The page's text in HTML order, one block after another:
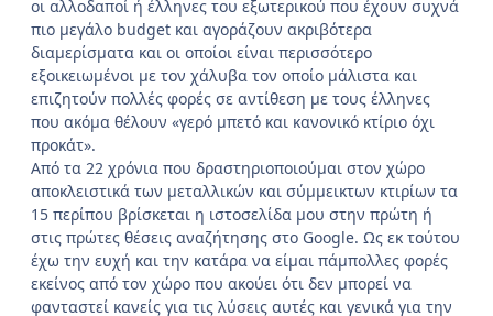
οι αλλοδαποί ή έλληνες του εξωτερικού που έχουν συχνά
πιο μεγάλο budget και αγοράζουν ακριβότερα
διαμερίσματα και οι οποίοι είναι περισσότερο
εξοικειωμένοι με τον χάλυβα τον οποίο μάλιστα και
επιζητούν πολλές φορές σε αντίθεση με τους έλληνες
που ακόμα θέλουν «γερό μπετό και κανονικό κτίριο όχι
προκάτ».
Από τα 22 χρόνια που δραστηριοποιούμαι στον χώρο
αποκλειστικά των μεταλλικών και σύμμεικτων κτιρίων τα
15 περίπου βρίσκεται η ιστοσελίδα μου στην πρώτη ή
στις πρώτες θέσεις αναζήτησης στο Google. Ως εκ τούτου
έχω την ευχή και την κατάρα να είμαι πάμπολλες φορές
εκείνος από τον χώρο που ακούει ότι δεν μπορεί να
φανταστεί κανείς για τις λύσεις αυτές και γενικά για την